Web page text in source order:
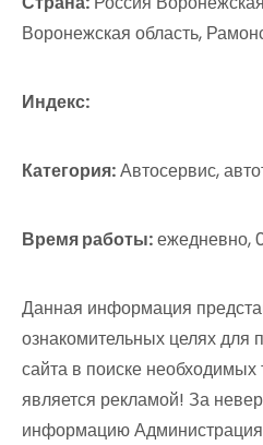
Воронежская область,
Индекс:
Категория:Автосервис,
Время работы:ежедневно,
Данная информация
ознакомительных целях для
сайта в поиске
является рекламой! За
информацию Администрация